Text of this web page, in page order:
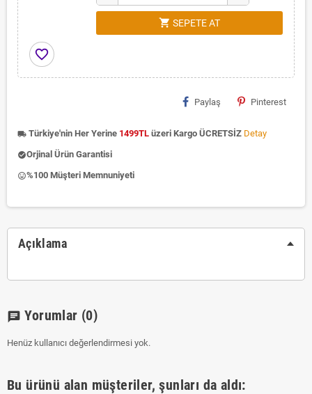
shopping_cart SEPETE AT
favorite_border
Paylaş Pinterest
local_shipping Türkiye'nin Her Yerine 1499TL üzeri Kargo ÜCRETSİZ Detay
check_circleOrjinal Ürün Garantisi
insert_emoticon%100 Müşteri Memnuniyeti
Açıklama
chat Yorumlar (0)
Henüz kullanıcı değerlendirmesi yok.
Bu ürünü alan müşteriler, şunları da aldı: